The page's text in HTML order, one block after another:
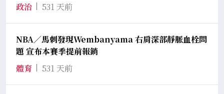
政治
531 天前
NBA／馬刺發現Wembanyama 右肩深部靜脈血栓問
題 宣布本賽季提前報銷
體育
531 天前